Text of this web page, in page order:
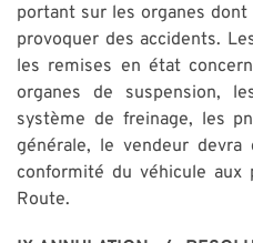
portant sur les organes
provoquer des accidents.
les remises en état
organes de suspension,
système de freinage, les
générale, le vendeur
conformité du véhicule aux
Route.